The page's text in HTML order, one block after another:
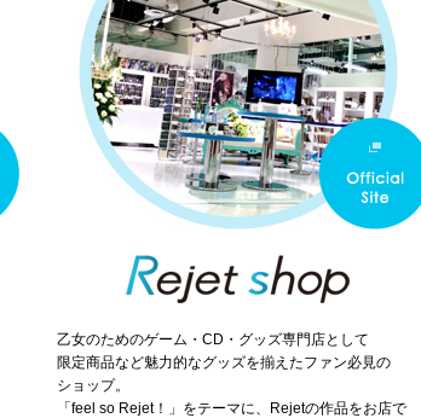
乙女のためのゲーム・CD・グッズ専門店として
限定商品など魅力的なグッズを揃えたファン必見の
ショップ。
「feel so Rejet！」をテーマに、Rejetの作品をお店で